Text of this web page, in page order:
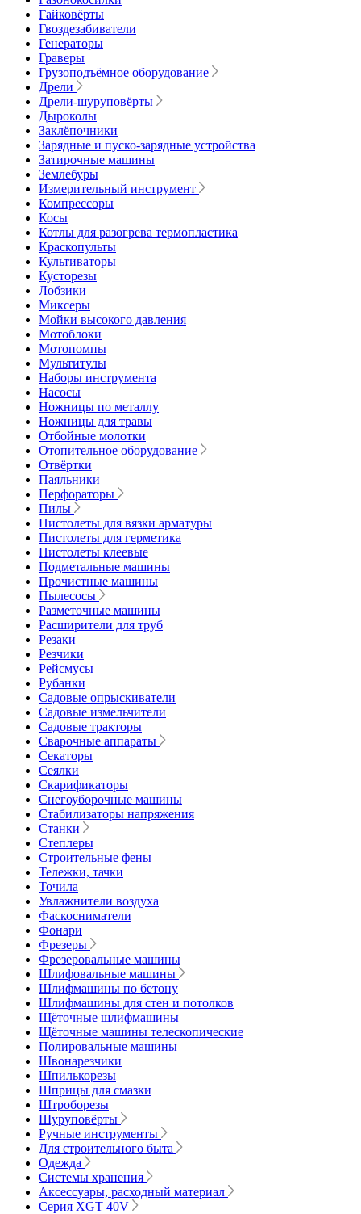
Гайковёрты
Гвоздезабиватели
Генераторы
Граверы
Грузоподъёмное оборудование
Дрели
Дрели-шуруповёрты
Дыроколы
Заклёпочники
Зарядные и пуско-зарядные устройства
Затирочные машины
Землебуры
Измерительный инструмент
Компрессоры
Косы
Котлы для разогрева термопластика
Краскопульты
Культиваторы
Кусторезы
Лобзики
Миксеры
Мойки высокого давления
Мотоблоки
Мотопомпы
Мультитулы
Наборы инструмента
Насосы
Ножницы по металлу
Ножницы для травы
Отбойные молотки
Отопительное оборудование
Отвёртки
Паяльники
Перфораторы
Пилы
Пистолеты для вязки арматуры
Пистолеты для герметика
Пистолеты клеевые
Подметальные машины
Прочистные машины
Пылесосы
Разметочные машины
Расширители для труб
Резаки
Резчики
Рейсмусы
Рубанки
Садовые опрыскиватели
Садовые измельчители
Садовые тракторы
Сварочные аппараты
Секаторы
Сеялки
Скарификаторы
Снегоуборочные машины
Стабилизаторы напряжения
Станки
Степлеры
Строительные фены
Тележки, тачки
Точила
Увлажнители воздуха
Фаскосниматели
Фонари
Фрезеры
Фрезеровальные машины
Шлифовальные машины
Шлифмашины по бетону
Шлифмашины для стен и потолков
Щёточные шлифмашины
Щёточные машины телескопические
Полировальные машины
Швонарезчики
Шпилькорезы
Шприцы для смазки
Штроборезы
Шуруповёрты
Ручные инструменты
Для строительного быта
Одежда
Системы хранения
Аксессуары, расходный материал
Серия XGT 40V